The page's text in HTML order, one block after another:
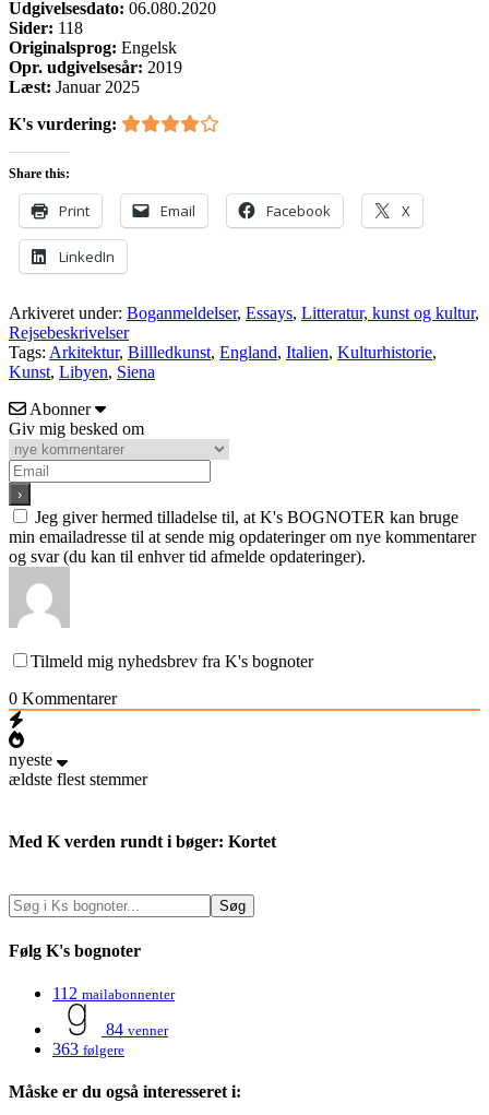
Udgivelsesdato: 06.080.2020
Sider: 118
Originalsprog: Engelsk
Opr. udgivelsesår: 2019
Læst: Januar 2025
K's vurdering:
Share this:
Print Email Facebook X
LinkedIn
Arkiveret under: Boganmeldelser, Essays, Litteratur, kunst og kultur,
Rejsebeskrivelser
Tags: Arkitektur, Billledkunst, England, Italien, Kulturhistorie,
Kunst, Libyen, Siena
Abonner
Giv mig besked om
Jeg giver hermed tilladelse til, at K's BOGNOTER kan bruge
min emailadresse til at sende mig opdateringer om nye kommentarer
og svar (du kan til enhver tid afmelde opdateringer).
Tilmeld mig nyhedsbrev fra K's bognoter
0 Kommentarer
nyeste
ældste flest stemmer
Med K verden rundt i bøger: Kortet
Følg K's bognoter
112 mailabonnenter
84 venner
363 følgere
Måske er du også interesseret i: